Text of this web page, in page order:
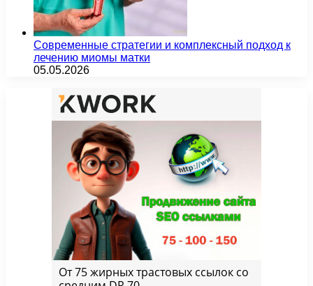
Современные стратегии и комплексный подход к
лечению миомы матки
05.05.2026